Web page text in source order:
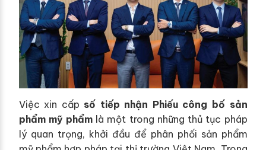
Việc xin cấp số tiếp nhận Phiếu công bố sản
phẩm mỹ phẩmlà một trong những thủ tục pháp
lý quan trọng, khởi đầu để phân phối sản phẩm